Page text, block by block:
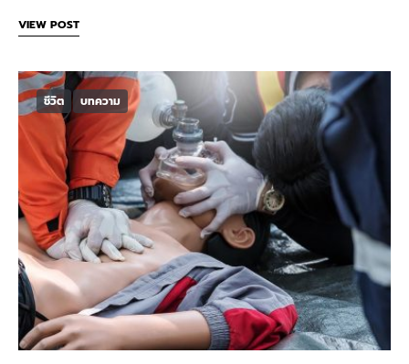
VIEW POST
ชีวิต บทความ